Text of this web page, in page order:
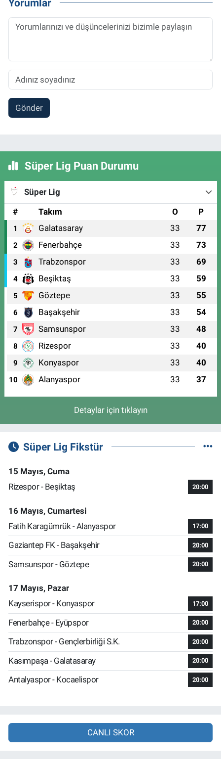
Yorumlar
Gönder
Süper Lig Puan Durumu
Süper Lig
#
Takım O P
1 Galatasaray 33 77
2 Fenerbahçe 33 73
3 Trabzonspor 33 69
4 Beşiktaş 33 59
5 Göztepe 33 55
6 Başakşehir 33 54
7 Samsunspor 33 48
8 Rizespor 33 40
9 Konyaspor 33 40
10 Alanyaspor 33 37
Detaylar için tıklayın
Süper Lig Fikstür
15 Mayıs, Cuma
Rizespor - Beşiktaş
20:00
16 Mayıs, Cumartesi
Fatih Karagümrük - Alanyaspor
17:00
Gaziantep FK - Başakşehir 20:00
Samsunspor - Göztepe 20:00
17 Mayıs, Pazar
Kayserispor - Konyaspor
17:00
Fenerbahçe - Eyüpspor 20:00
Trabzonspor - Gençlerbirliği S.K. 20:00
Kasımpaşa - Galatasaray 20:00
Antalyaspor - Kocaelispor 20:00
CANLI SKOR